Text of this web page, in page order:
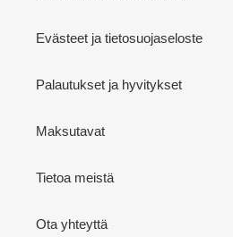
Evästeet ja tietosuojaseloste
Palautukset ja hyvitykset
Maksutavat
Tietoa meistä
Ota yhteyttä